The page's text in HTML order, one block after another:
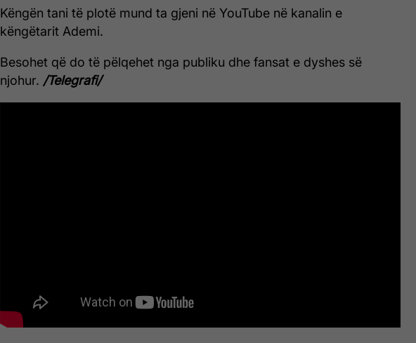
Këngën tani të plotë mund ta gjeni në YouTube në kanalin e
këngëtarit Ademi.
Besohet që do të pëlqehet nga publiku dhe fansat e dyshes së
njohur. /Telegrafi/